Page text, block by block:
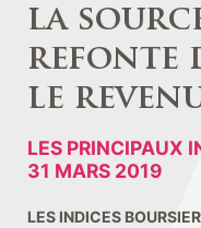
la
refonte
le
LES PRINCIPAUX
31 MARS 2019
LES INDICES